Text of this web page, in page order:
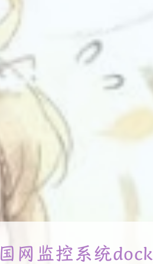
国网监控系统